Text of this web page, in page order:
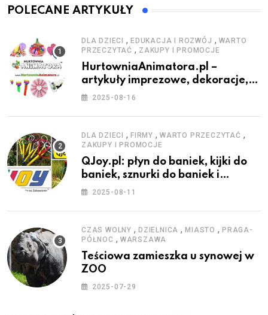
POLECANE ARTYKUŁY
DLA DZIECI , EDUKACJA I ROZWÓJ , WARTO
PRZECZYTAĆ , ZAKUPY I PROMOCJE
HurtowniaAnimatora.pl –
artykuły imprezowe, dekoracje,
stroje i akcesoria dla animatorów
2025-08-16
DLA DZIECI , FIRMY , WARTO PRZECZYTAĆ ,
ZAKUPY I PROMOCJE
QJoy.pl: płyn do baniek, kijki do
baniek, sznurki do baniek i
zestawy do baniek
2025-08-11
CZAS WOLNY , DZIELNICA ,MIASTO ,PRAGA-
PÓŁNOC , WARSZAWA
Teściowa zamieszka u synowej w
ZOO
2025-07-29